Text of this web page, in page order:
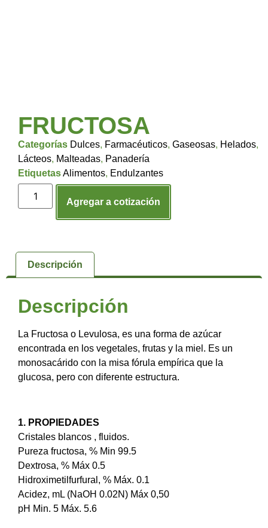
FRUCTOSA
Categorías Dulces, Farmacéuticos, Gaseosas, Helados,
Lácteos, Malteadas, Panadería
EtiquetasAlimentos, Endulzantes
Agregar a cotización
Descripción
Descripción
La Fructosa o Levulosa, es una forma de azúcar
encontrada en los vegetales, frutas y la miel. Es un
monosacárido con la misa fórula empírica que la
glucosa, pero con diferente estructura.
1. PROPIEDADES
Cristales blancos , fluidos.
Pureza fructosa, % Min 99.5
Dextrosa, % Máx 0.5
Hidroximetilfurfural, % Máx. 0.1
Acidez, mL (NaOH 0.02N) Máx 0,50
pH Min. 5 Máx. 5.6